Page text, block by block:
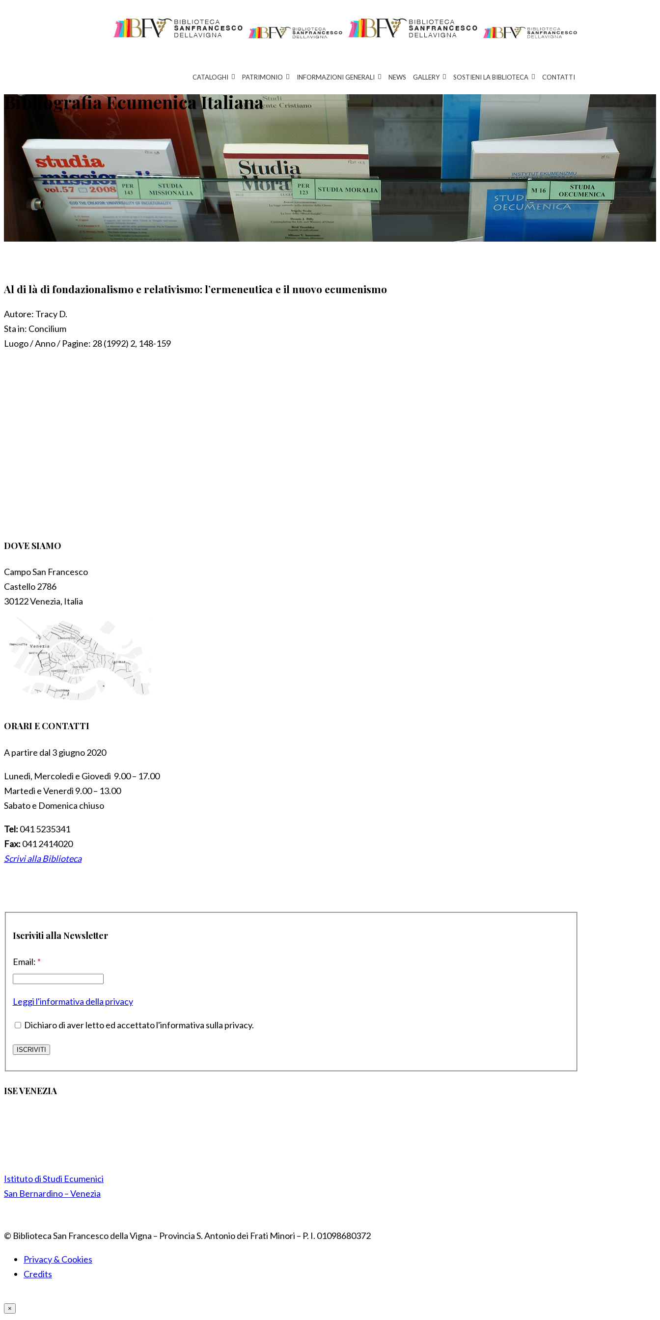
CATALOGHI PATRIMONIO INFORMAZIONI GENERALI NEWS GALLERY SOSTIENI LA BIBLIOTECA CONTATTI
Bibliografia Ecumenica Italiana
Al di là di fondazionalismo e relativismo: l’ermeneutica e il nuovo ecumenismo
Autore: Tracy D.
Sta in: Concilium
Luogo / Anno / Pagine: 28 (1992) 2, 148-159
DOVE SIAMO
Campo San Francesco
Castello 2786
30122 Venezia, Italia
ORARI E CONTATTI
A partire dal 3 giugno 2020
Lunedì, Mercoledì e Giovedì 9.00 – 17.00
Martedì e Venerdì 9.00 – 13.00
Sabato e Domenica chiuso
Tel: 041 5235341
Fax: 041 2414020
Scrivi alla Biblioteca
Iscriviti alla Newsletter
Email: *
Leggi l'informativa della privacy
Dichiaro di aver letto ed accettato l'informativa sulla privacy.
ISE VENEZIA
Istituto di Studi Ecumenici
San Bernardino – Venezia
© Biblioteca San Francesco della Vigna – Provincia S. Antonio dei Frati Minori – P. I. 01098680372
Privacy & Cookies
Credits
×